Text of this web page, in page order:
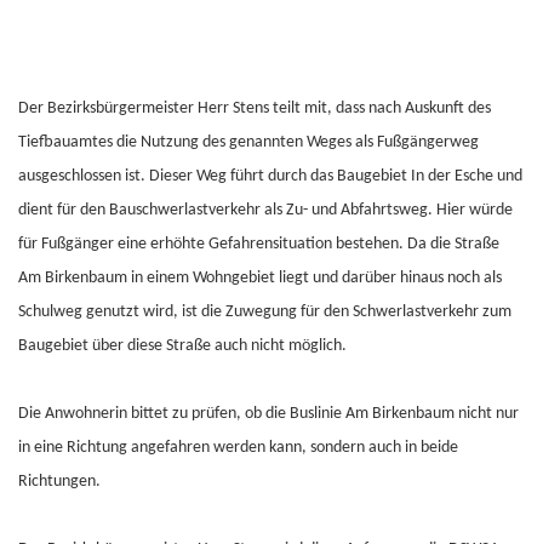
Der Bezirksbürgermeister Herr Stens teilt mit, dass nach Auskunft des
Tiefbauamtes die Nutzung des genannten Weges als Fußgängerweg
ausgeschlossen ist. Dieser Weg führt durch das Baugebiet In der Esche und
dient für den Bauschwerlastverkehr als Zu- und Abfahrtsweg. Hier würde
für Fußgänger eine erhöhte Gefahrensituation bestehen. Da die Straße
Am Birkenbaum in einem Wohngebiet liegt und darüber hinaus noch als
Schulweg genutzt wird, ist die Zuwegung für den Schwerlastverkehr zum
Baugebiet über diese Straße auch nicht möglich.
Die Anwohnerin bittet zu prüfen, ob die Buslinie Am Birkenbaum nicht nur
in eine Richtung angefahren werden kann, sondern auch in beide
Richtungen.